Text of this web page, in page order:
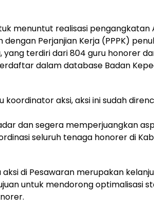
menuntut realisasi pengangkatan
Perjanjian Kerja (PPPK)
terdiri dari 804 guru honorer
dalam database Badan
koordinator aksi, aksi ini sudah
dan segera memperjuangkan
seluruh tenaga honorer di
di Pesawaran merupakan
untuk mendorong optimalisasi